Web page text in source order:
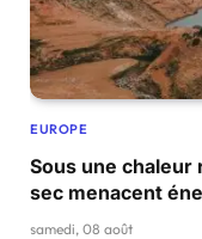
EUROPE
Sous une chaleur
sec menacent
samedi, 08 août